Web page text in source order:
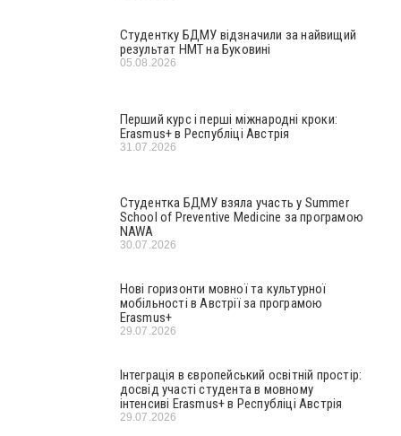
Студентку БДМУ відзначили за найвищий
результат НМТ на Буковині
05.08.2026
Перший курс і перші міжнародні кроки:
Erasmus+ в Республіці Австрія
31.07.2026
Студентка БДМУ взяла участь у Summer
School of Preventive Medicine за програмою
NAWA
30.07.2026
Нові горизонти мовної та культурної
мобільності в Австрії за програмою
Erasmus+
29.07.2026
Інтеграція в європейський освітній простір:
досвід участі студента в мовному
інтенсиві Erasmus+ в Республіці Австрія
29.07.2026